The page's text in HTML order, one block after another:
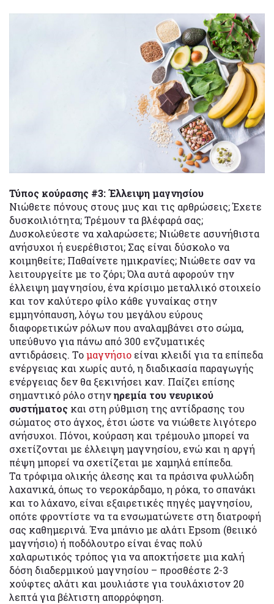
Τύπος κούρασης #3: Έλλειψη μαγνησίου
Νιώθετε πόνους στους μυς και τις αρθρώσεις; Έχετε
δυσκοιλιότητα; Τρέμουν τα βλέφαρά σας;
Δυσκολεύεστε να χαλαρώσετε; Νιώθετε ασυνήθιστα
ανήσυχοι ή ευερέθιστοι; Σας είναι δύσκολο να
κοιμηθείτε; Παθαίνετε ημικρανίες; Νιώθετε σαν να
λειτουργείτε με το ζόρι; Όλα αυτά αφορούν την
έλλειψη μαγνησίου, ένα κρίσιμο μεταλλικό στοιχείο
και τον καλύτερο φίλο κάθε γυναίκας στην
εμμηνόπαυση, λόγω του μεγάλου εύρους
διαφορετικών ρόλων που αναλαμβάνει στο σώμα,
υπεύθυνο για πάνω από 300 ενζυματικές
αντιδράσεις. Τομαγνήσιο είναι κλειδί για τα επίπεδα
ενέργειας και χωρίς αυτό, η διαδικασία παραγωγής
ενέργειας δεν θα ξεκινήσει καν. Παίζει επίσης
σημαντικό ρόλο στηνηρεμία του νευρικού
συστήματος και στη ρύθμιση της αντίδρασης του
σώματος στο άγχος, έτσι ώστε να νιώθετε λιγότερο
ανήσυχοι. Πόνοι, κούραση και τρέμουλο μπορεί να
σχετίζονται με έλλειψη μαγνησίου, ενώ και η αργή
πέψη μπορεί να σχετίζεται με χαμηλά επίπεδα.
Τα τρόφιμα ολικής άλεσης και τα πράσινα φυλλώδη
λαχανικά, όπως το νεροκάρδαμο, η ρόκα, το σπανάκι
και το λάχανο, είναι εξαιρετικές πηγές μαγνησίου,
οπότε φροντίστε να τα ενσωματώνετε στη διατροφή
σας καθημερινά. Ένα μπάνιο με αλάτι Epsom (θειικό
μαγνήσιο) ή ποδόλουτρο είναι ένας πολύ
χαλαρωτικός τρόπος για να αποκτήσετε μια καλή
δόση διαδερμικού μαγνησίου – προσθέστε 2-3
χούφτες αλάτι και μουλιάστε για τουλάχιστον 20
λεπτά για βέλτιστη απορρόφηση.